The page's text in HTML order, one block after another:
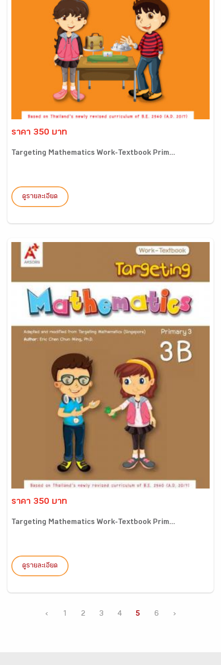
ราคา 350 บาท
Targeting Mathematics Work-Textbook Prim...
ดูรายละเอียด
ราคา 350 บาท
Targeting Mathematics Work-Textbook Prim...
ดูรายละเอียด
‹ 1 2 3 4 5 6 ›